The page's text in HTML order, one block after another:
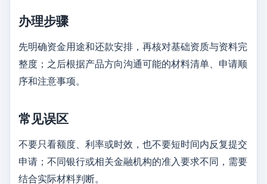
办理步骤
先明确资金用途和还款安排，再核对基础资质与资料完
整度；之后根据产品方向沟通可能的材料清单、申请顺
序和注意事项。
常见误区
不要只看额度、利率或时效，也不要短时间内反复提交
申请；不同银行或相关金融机构的准入要求不同，需要
结合实际材料判断。